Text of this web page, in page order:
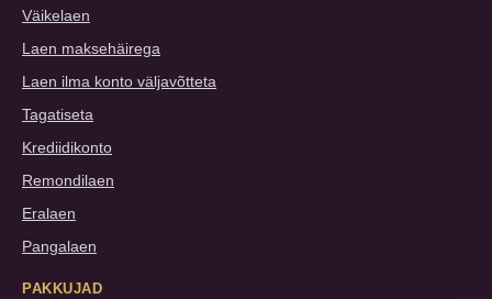
Väikelaen
Laen maksehäirega
Laen ilma konto väljavõtteta
Tagatiseta
Krediidikonto
Remondilaen
Eralaen
Pangalaen
PAKKUJAD